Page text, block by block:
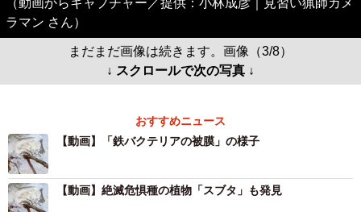
（動画からキャプチャー／提供：小林成彦｜見習い猟師カメ
ラマン さん）
まだまだ画像は続きます。画像（3/8）
↓ スクロールで次の写真 ↓
おすすめニュース
【動画】「鉄バクテリアの被膜」の様子
【動画】絶滅危惧種の植物「スブタ」も発見